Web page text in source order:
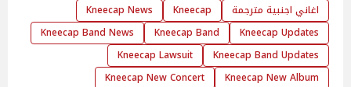
اغاني اجنبية مترجمة
Kneecap
Kneecap News
Kneecap Updates
Kneecap Band
Kneecap Band News
Kneecap Band Updates
Kneecap Lawsuit
Kneecap New Album
Kneecap New Concert